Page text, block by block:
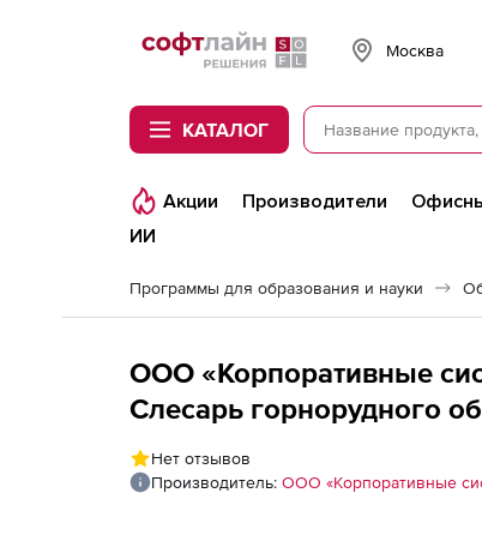
Softline
Москва
КАТАЛОГ
Акции Производители
ИИ
Программы для образования и науки
ООО «Корпоративные
Слесарь горнорудного
базовая версия
Нет отзывов
Производитель: ООО «Корпоративные